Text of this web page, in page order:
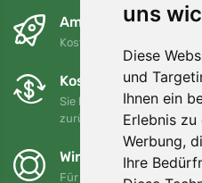
uns
Diese
und
Ihnen ein
Erlebnis
Werbung,
Ihre
Am nächsten Tag
Kostenloser Versand für
Kostenloser
Sie können Ihre
zurückgeben oder
Wir unterstützen
Für jede Bestellung